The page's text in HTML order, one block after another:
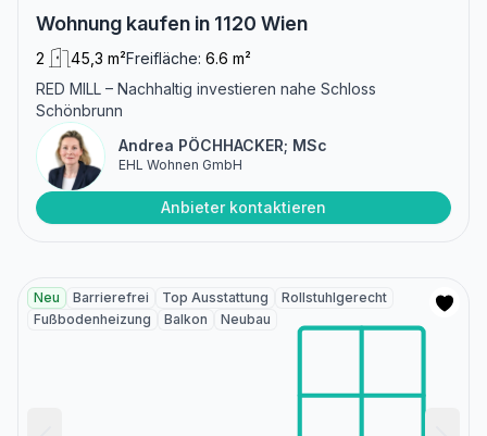
Wohnung kaufen in 1120 Wien
2 45,3 m²Freifläche: 6.6 m²
RED MILL – Nachhaltig investieren nahe Schloss
Schönbrunn
Andrea PÖCHHACKER; MSc
EHL Wohnen GmbH
Anbieter kontaktieren
Neu Barrierefrei Top Ausstattung
Rollstuhlgerecht
Fußbodenheizung
Balkon Neubau